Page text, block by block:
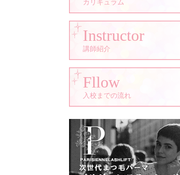
カリキュラム
Instructor
講師紹介
Fllow
入校までの流れ